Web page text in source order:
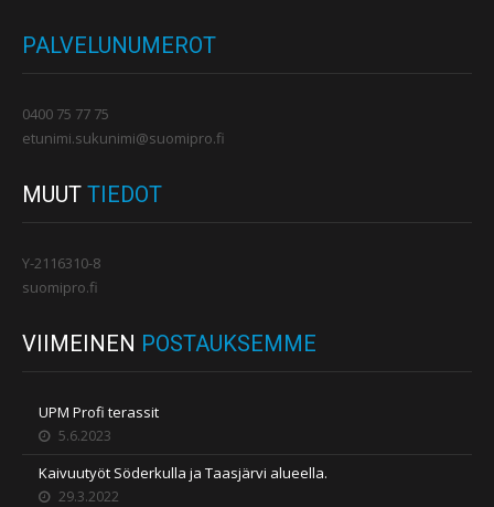
PALVELUNUMEROT
0400 75 77 75
etunimi.sukunimi@suomipro.fi
MUUT TIEDOT
Y-2116310-8
suomipro.fi
VIIMEINEN POSTAUKSEMME
UPM Profi terassit
5.6.2023
Kaivuutyöt Söderkulla ja Taasjärvi alueella.
29.3.2022